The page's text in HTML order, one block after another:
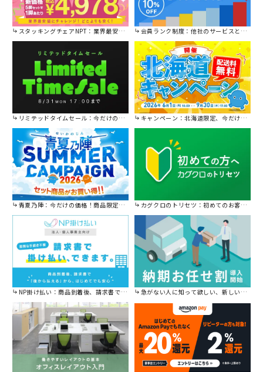
スタッキングチェアNPT：業界最安値に挑戦！ 会員ランク制度：他社のサービスと比較してください。
リミテッドタイムセール：今だけの限定セール。 キャンペーン：北海道限定、今だけ送料無料！
青夏乃陣：今だけの価格！商品限定セール開催中です。 カグクロのトリセツ：初めてのお客様はこちら。
NP掛け払い：商品到着後、請求書で後から払えます。 急がない人に知って欲しい、新しい割引を始めました。